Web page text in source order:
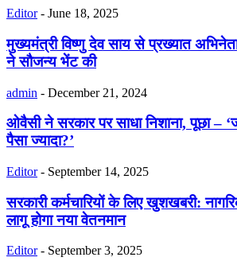
Editor - June 18, 2025
मुख्यमंत्री विष्णु देव साय से प्रख्यात
ने सौजन्य भेंट की
admin - December 21, 2024
ओवैसी ने सरकार पर साधा निशाना, पूछा –
पैसा ज्यादा?’
Editor - September 14, 2025
सरकारी कर्मचारियों के लिए खुशखबरी:
लागू होगा नया वेतनमान
Editor - September 3, 2025